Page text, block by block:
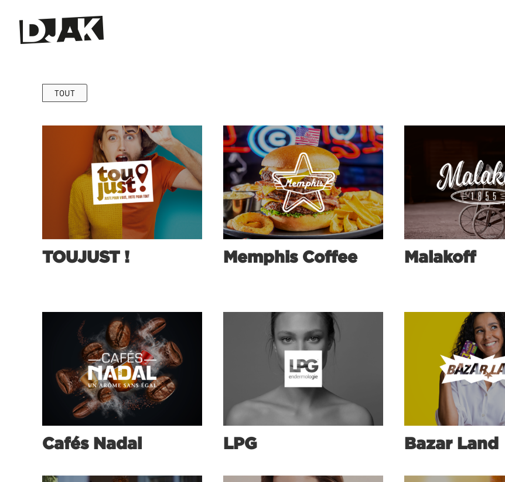
TOUT
TOUJUST ! Memphis Coffee Malakoff
Cafés Nadal LPG Bazar Land